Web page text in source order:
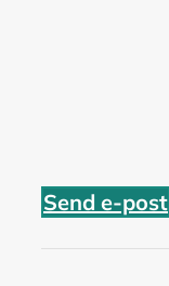
Send e-post